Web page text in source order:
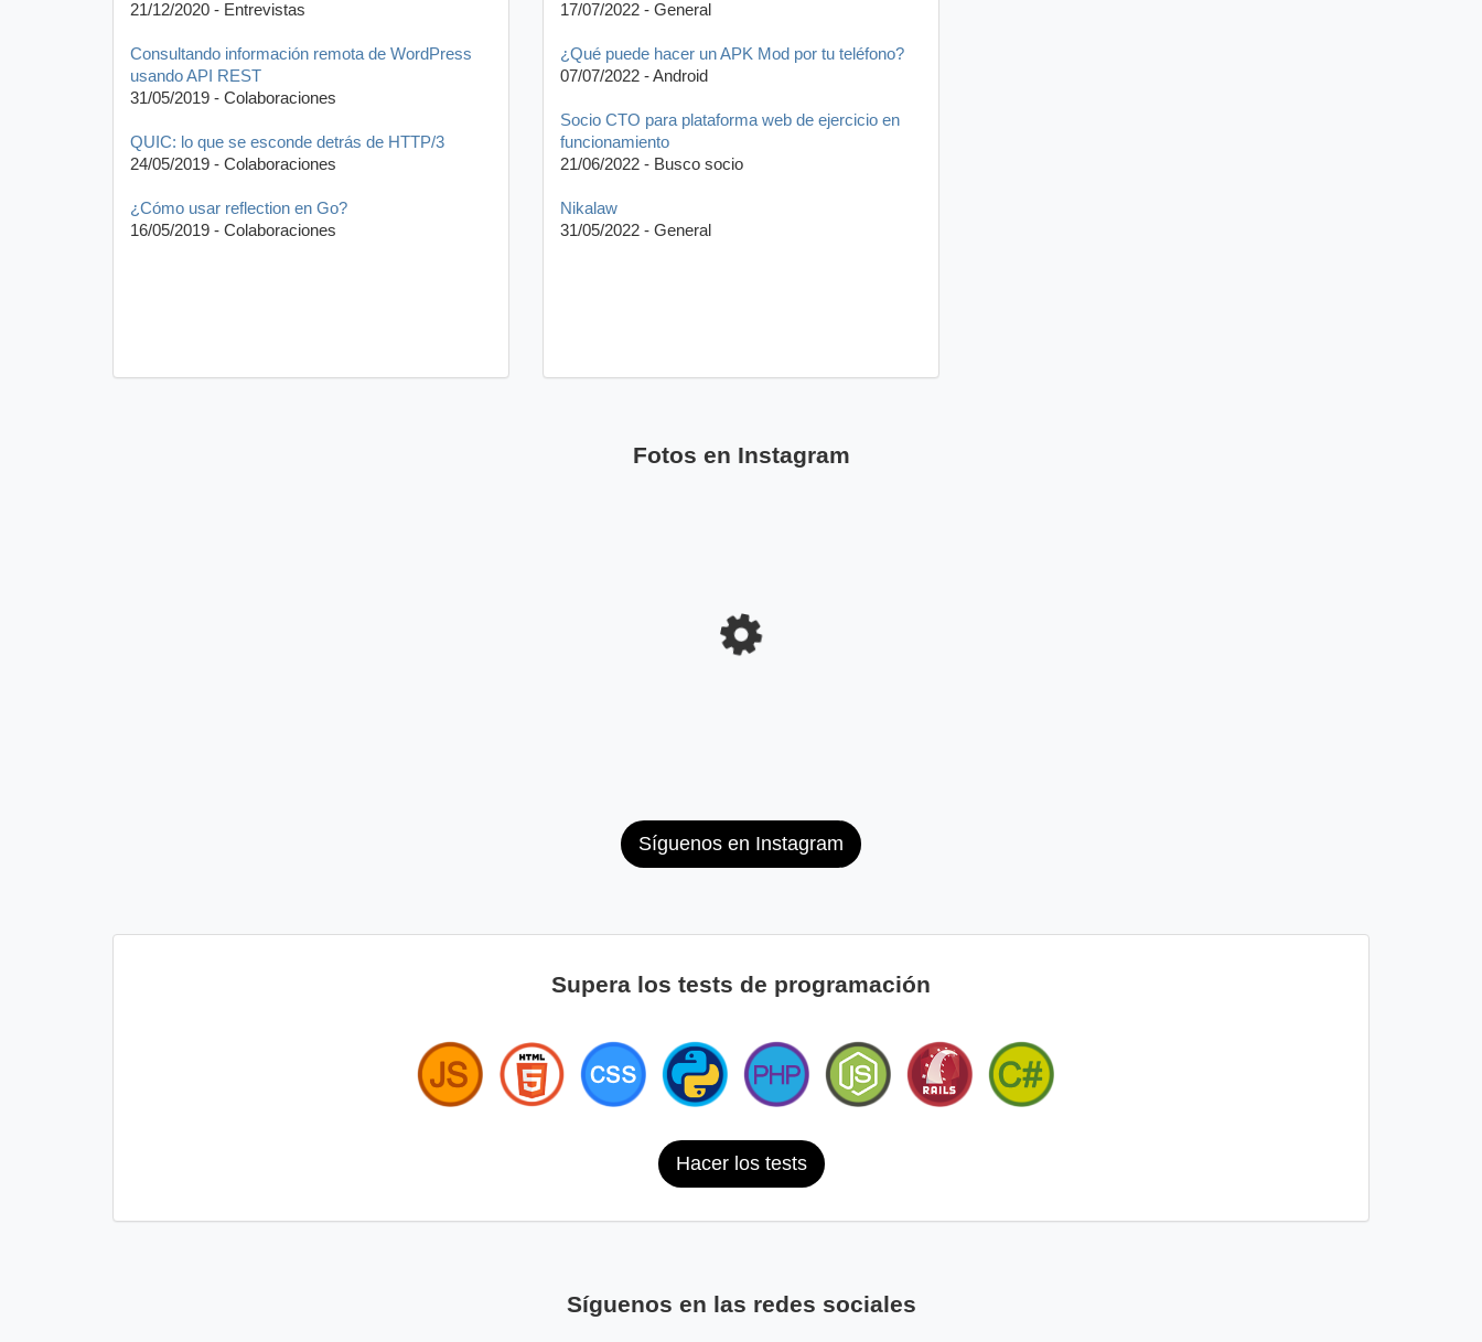
21/12/2020 - Entrevistas
Consultando información remota de WordPress
usando API REST
31/05/2019 - Colaboraciones
QUIC: lo que se esconde detrás de HTTP/3
24/05/2019 - Colaboraciones
¿Cómo usar reflection en Go?
16/05/2019 - Colaboraciones
17/07/2022 - General
¿Qué puede hacer un APK Mod por tu teléfono?
07/07/2022 - Android
Socio CTO para plataforma web de ejercicio en
funcionamiento
21/06/2022 - Busco socio
Nikalaw
31/05/2022 - General
Fotos en Instagram
Síguenos en Instagram
Supera los tests de programación
Hacer los tests
Síguenos en las redes sociales